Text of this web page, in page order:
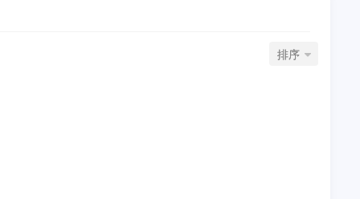
排序